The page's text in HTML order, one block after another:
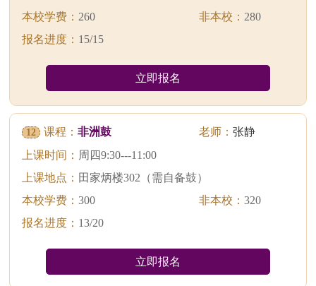
本校学费： 260 非本校： 280
报名进度： 15/15
立即报名
12 课程：非洲鼓 老师： 张静
上课时间： 周四9:30---11:00
上课地点： 田家炳楼302（需自备鼓）
本校学费：300 非本校： 320
报名进度： 13/20
立即报名